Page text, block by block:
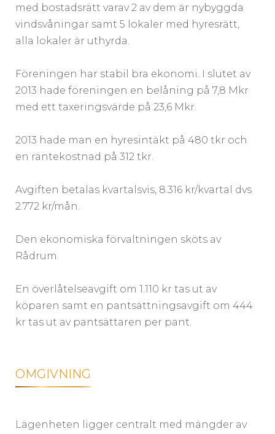
med bostadsrätt varav 2 av dem är nybyggda
vindsvåningar samt 5 lokaler med hyresrätt,
alla lokaler är uthyrda.
Föreningen har stabil bra ekonomi. I slutet av
2013 hade föreningen en belåning på 7,8 Mkr
med ett taxeringsvärde på 23,6 Mkr.
2013 hade man en hyresintäkt på 480 tkr och
en räntekostnad på 312 tkr.
Avgiften betalas kvartalsvis, 8.316 kr/kvartal dvs
2.772 kr/mån.
Den ekonomiska förvaltningen sköts av
Rådrum.
En överlåtelseavgift om 1.110 kr tas ut av
köparen samt en pantsättningsavgift om 444
kr tas ut av pantsättaren per pant.
OMGIVNING
Lägenheten ligger centralt med mängder av